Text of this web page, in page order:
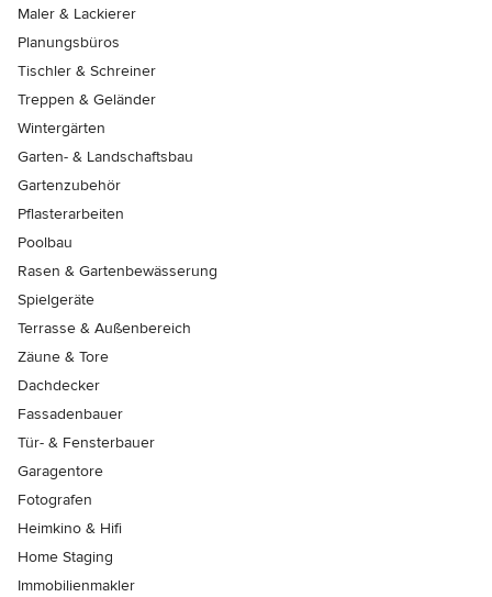
Maler & Lackierer
Planungsbüros
Tischler & Schreiner
Treppen & Geländer
Wintergärten
Garten- & Landschaftsbau
Gartenzubehör
Pflasterarbeiten
Poolbau
Rasen & Gartenbewässerung
Spielgeräte
Terrasse & Außenbereich
Zäune & Tore
Dachdecker
Fassadenbauer
Tür- & Fensterbauer
Garagentore
Fotografen
Heimkino & Hifi
Home Staging
Immobilienmakler